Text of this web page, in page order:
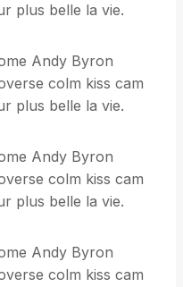
plus belle la vie.
Andy Byron
colm kiss cam
plus belle la vie.
Andy Byron
colm kiss cam
plus belle la vie.
Andy Byron
colm kiss cam